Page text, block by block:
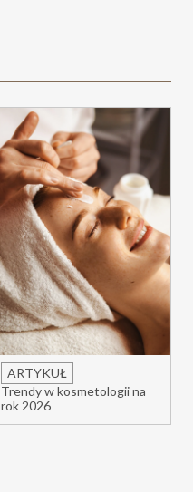
ARTYKUŁ
Trendy w kosmetologii na
rok 2026